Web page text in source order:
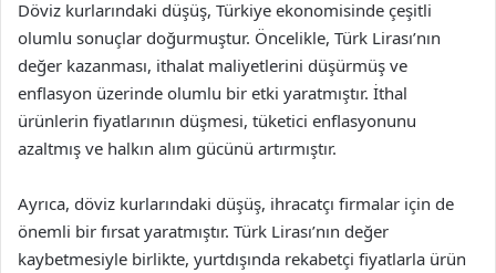
Döviz kurlarındaki düşüş, Türkiye ekonomisinde çeşitli
olumlu sonuçlar doğurmuştur. Öncelikle, Türk Lirası’nın
değer kazanması, ithalat maliyetlerini düşürmüş ve
enflasyon üzerinde olumlu bir etki yaratmıştır. İthal
ürünlerin fiyatlarının düşmesi, tüketici enflasyonunu
azaltmış ve halkın alım gücünü artırmıştır.
Ayrıca, döviz kurlarındaki düşüş, ihracatçı firmalar için de
önemli bir fırsat yaratmıştır. Türk Lirası’nın değer
kaybetmesiyle birlikte, yurtdışında rekabetçi fiyatlarla ürün